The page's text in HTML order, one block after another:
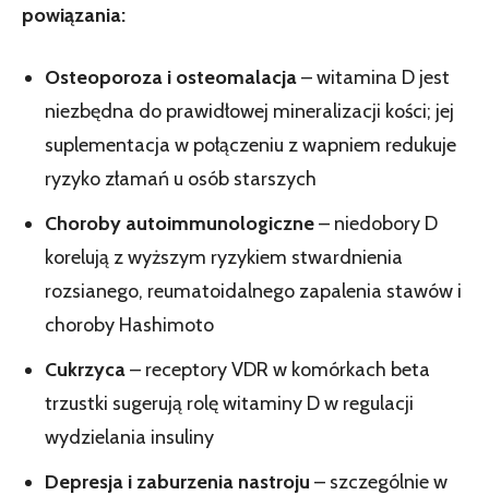
powiązania:
Osteoporoza i osteomalacja– witamina D jest
niezbędna do prawidłowej mineralizacji kości; jej
suplementacja w połączeniu z wapniem redukuje
ryzyko złamań u osób starszych
Choroby autoimmunologiczne– niedobory D
korelują z wyższym ryzykiem stwardnienia
rozsianego, reumatoidalnego zapalenia stawów i
choroby Hashimoto
Cukrzyca– receptory VDR w komórkach beta
trzustki sugerują rolę witaminy D w regulacji
wydzielania insuliny
Depresja i zaburzenia nastroju – szczególnie w